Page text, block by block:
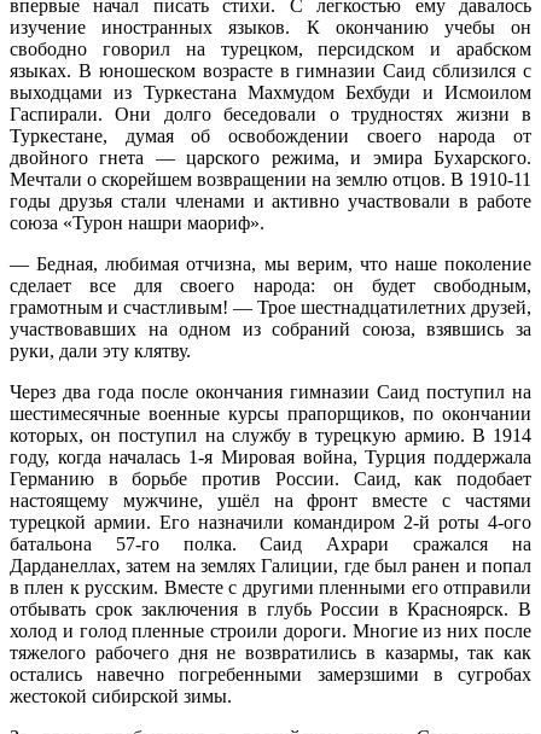
впервые начал писать стихи. С легкостью ему давалось
изучение иностранных языков. К окончанию учебы он
свободно говорил на турецком, персидском и арабском
языках. В юношеском возрасте в гимназии Саид сблизился с
выходцами из Туркестана Махмудом Бехбуди и Исмоилом
Гаспирали. Они долго беседовали о трудностях жизни в
Туркестане, думая об освобождении своего народа от
двойного гнета — царского режима, и эмира Бухарского.
Мечтали о скорейшем возвращении на землю отцов. В 1910-11
годы друзья стали членами и активно участвовали в работе
союза «Турон нашри маориф».
— Бедная, любимая отчизна, мы верим, что наше поколение
сделает все для своего народа: он будет свободным,
грамотным и счастливым! — Трое шестнадцатилетних друзей,
участвовавших на одном из собраний союза, взявшись за
руки, дали эту клятву.
Через два года после окончания гимназии Саид поступил на
шестимесячные военные курсы прапорщиков, по окончании
которых, он поступил на службу в турецкую армию. В 1914
году, когда началась 1-я Мировая война, Турция поддержала
Германию в борьбе против России. Саид, как подобает
настоящему мужчине, ушёл на фронт вместе с частями
турецкой армии. Его назначили командиром 2-й роты 4-ого
батальона 57-го полка. Саид Ахрари сражался на
Дарданеллах, затем на землях Галиции, где был ранен и попал
в плен к русским. Вместе с другими пленными его отправили
отбывать срок заключения в глубь России в Красноярск. В
холод и голод пленные строили дороги. Многие из них после
тяжелого рабочего дня не возвратились в казармы, так как
остались навечно погребенными замерзшими в сугробах
жестокой сибирской зимы.